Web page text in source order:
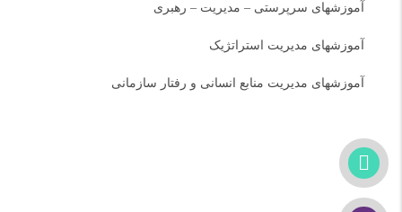
آموزشهای سرپرستی – مدیریت – رهبری
آموزشهای مدیریت استراتژیک
آموزشهای مدیریت منابع انسانی و رفتار سازمانی